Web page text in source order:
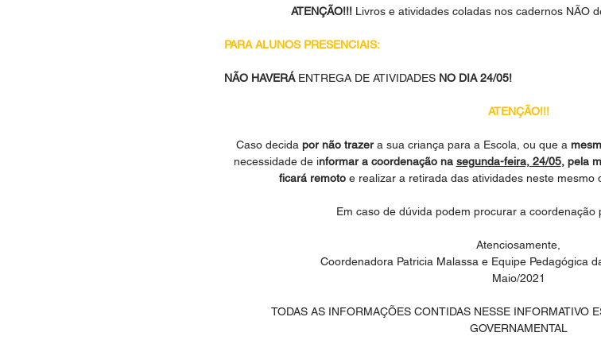
ATENÇÃO!!! Livros e atividades coladas nos cadernos NÃO
PARA ALUNOS PRESENCIAIS:
NÃO HAVERÁ ENTREGA DE ATIVIDADES NO DIA 24/05!
ATENÇÃO!!!
Caso decida por não trazer a sua criança para a Escola, ou que a
necessidade de informar a coordenação na segunda-feira, 24/05, pela
ficará remoto e realizar a retirada das atividades neste mesmo
Em caso de dúvida podem procurar a coordenação
Atenciosamente,
Coordenadora Patricia Malassa e Equipe Pedagógica
Maio/2021
TODAS AS INFORMAÇÕES CONTIDAS NESSE INFORMATIVO
GOVERNAMENTAL